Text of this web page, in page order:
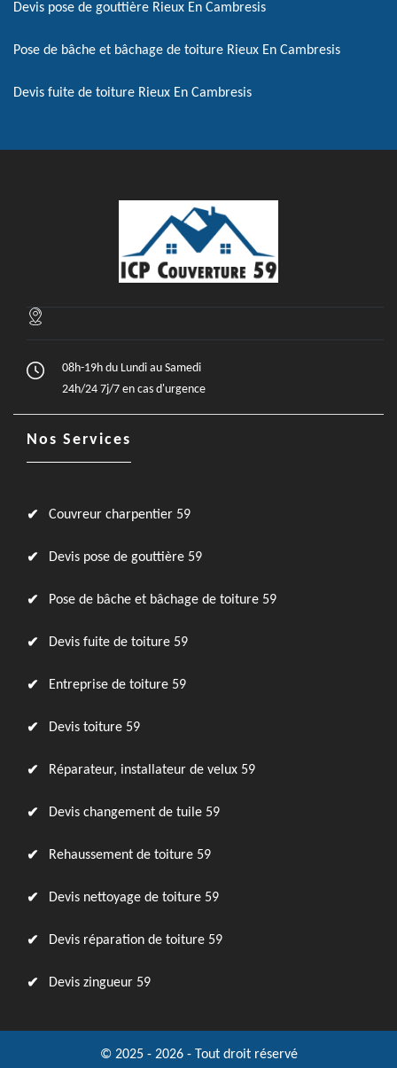
Devis pose de gouttière Rieux En Cambresis
Pose de bâche et bâchage de toiture Rieux En Cambresis
Devis fuite de toiture Rieux En Cambresis
08h-19h du Lundi au Samedi
24h/24 7j/7 en cas d'urgence
Nos Services
Couvreur charpentier 59
Devis pose de gouttière 59
Pose de bâche et bâchage de toiture 59
Devis fuite de toiture 59
Entreprise de toiture 59
Devis toiture 59
Réparateur, installateur de velux 59
Devis changement de tuile 59
Rehaussement de toiture 59
Devis nettoyage de toiture 59
Devis réparation de toiture 59
Devis zingueur 59
© 2025 - 2026 - Tout droit réservé